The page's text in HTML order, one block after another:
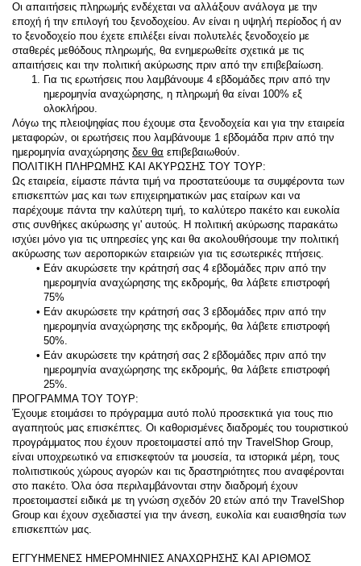
Οι απαιτήσεις πληρωμής ενδέχεται να αλλάξουν ανάλογα με την
εποχή ή την επιλογή του ξενοδοχείου. Αν είναι η υψηλή περίοδος ή αν
το ξενοδοχείο που έχετε επιλέξει είναι πολυτελές ξενοδοχείο με
σταθερές μεθόδους πληρωμής, θα ενημερωθείτε σχετικά με τις
απαιτήσεις και την πολιτική ακύρωσης πριν από την επιβεβαίωση.
Για τις ερωτήσεις που λαμβάνουμε 4 εβδομάδες πριν από την
ημερομηνία αναχώρησης, η πληρωμή θα είναι 100% εξ
ολοκλήρου.
Λόγω της πλειοψηφίας που έχουμε στα ξενοδοχεία και για την εταιρεία
μεταφορών, οι ερωτήσεις που λαμβάνουμε 1 εβδομάδα πριν από την
ημερομηνία αναχώρησης δεν θα επιβεβαιωθούν.
ΠΟΛΙΤΙΚΗ ΠΛΗΡΩΜΗΣ ΚΑΙ ΑΚΥΡΩΣΗΣ ΤΟΥ ΤΟΥΡ:
Ως εταιρεία, είμαστε πάντα τιμή να προστατεύουμε τα συμφέροντα των
επισκεπτών μας και των επιχειρηματικών μας εταίρων και να
παρέχουμε πάντα την καλύτερη τιμή, το καλύτερο πακέτο και ευκολία
στις συνθήκες ακύρωσης γι' αυτούς. Η πολιτική ακύρωσης παρακάτω
ισχύει μόνο για τις υπηρεσίες γης και θα ακολουθήσουμε την πολιτική
ακύρωσης των αεροπορικών εταιρειών για τις εσωτερικές πτήσεις.
Εάν ακυρώσετε την κράτησή σας 4 εβδομάδες πριν από την
ημερομηνία αναχώρησης της εκδρομής, θα λάβετε επιστροφή
75%
Εάν ακυρώσετε την κράτησή σας 3 εβδομάδες πριν από την
ημερομηνία αναχώρησης της εκδρομής, θα λάβετε επιστροφή
50%.
Εάν ακυρώσετε την κράτησή σας 2 εβδομάδες πριν από την
ημερομηνία αναχώρησης της εκδρομής, θα λάβετε επιστροφή
25%.
ΠΡΟΓΡΑΜΜΑ ΤΟΥ ΤΟΥΡ:
Έχουμε ετοιμάσει το πρόγραμμα αυτό πολύ προσεκτικά για τους πιο
αγαπητούς μας επισκέπτες. Οι καθορισμένες διαδρομές του τουριστικού
προγράμματος που έχουν προετοιμαστεί από την TravelShop Group,
είναι υποχρεωτικό να επισκεφτούν τα μουσεία, τα ιστορικά μέρη, τους
πολιτιστικούς χώρους αγορών και τις δραστηριότητες που αναφέρονται
στο πακέτο. Όλα όσα περιλαμβάνονται στην διαδρομή έχουν
προετοιμαστεί ειδικά με τη γνώση σχεδόν 20 ετών από την TravelShop
Group και έχουν σχεδιαστεί για την άνεση, ευκολία και ευαισθησία των
επισκεπτών μας.
ΕΓΓΥΗΜΕΝΕΣ ΗΜΕΡΟΜΗΝΙΕΣ ΑΝΑΧΩΡΗΣΗΣ ΚΑΙ ΑΡΙΘΜΟΣ